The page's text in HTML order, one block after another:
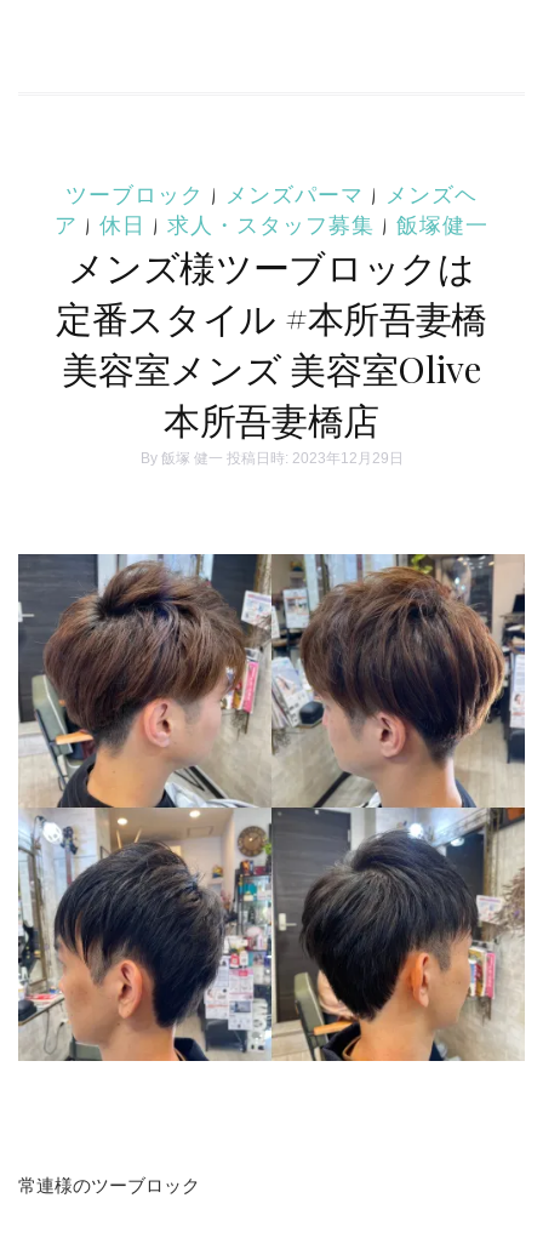
ツーブロック | メンズパーマ | メンズヘ
ア | 休日 | 求人・スタッフ募集 | 飯塚健一
メンズ様ツーブロックは
定番スタイル #本所吾妻橋
美容室メンズ 美容室Olive
本所吾妻橋店
By 飯塚 健一 投稿日時: 2023年12月29日
常連様のツーブロック